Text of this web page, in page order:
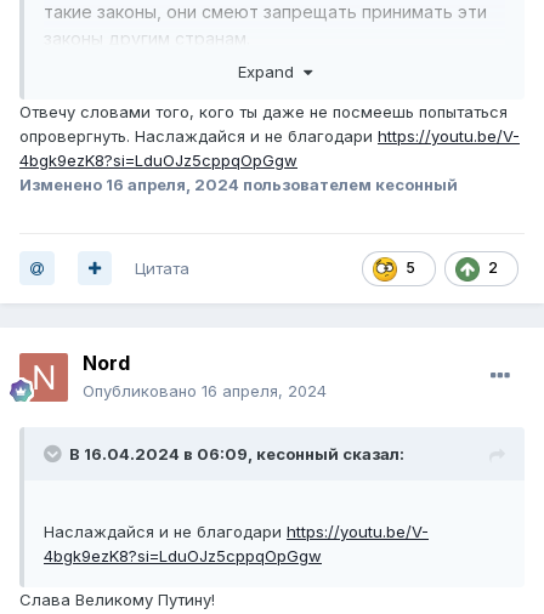
такие законы, они смеют запрещать принимать эти
законы другим странам.
Expand
Отвечу словами того, кого ты даже не посмеешь попытаться
опровергнуть. Наслаждайся и не благодари https://youtu.be/V-
4bgk9ezK8?si=LduOJz5cppqOpGgw
Изменено 16 апреля, 2024 пользователем кесонный
5 2
Цитата
Nord
Опубликовано 16 апреля, 2024
В 16.04.2024 в 06:09, кесонный сказал:
Наслаждайся и не благодари https://youtu.be/V-
4bgk9ezK8?si=LduOJz5cppqOpGgw
Слава Великому Путину!